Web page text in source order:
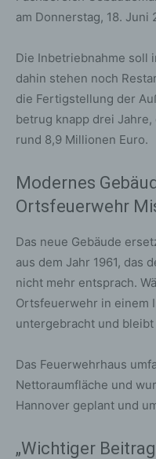
am Donnerstag, 18.
Die Inbetriebnahme soll
dahin stehen noch
die Fertigstellung der
betrug knapp drei
rund 8,9 Millionen Euro.
Modernes
Ortsfeuerwehr
Das neue Gebäude
aus dem Jahr 1961, das
nicht mehr entsprach.
Ortsfeuerwehr in einem
untergebracht und
Das Feuerwehrhaus
Nettoraumfläche und
Hannover geplant und
„Wichtiger